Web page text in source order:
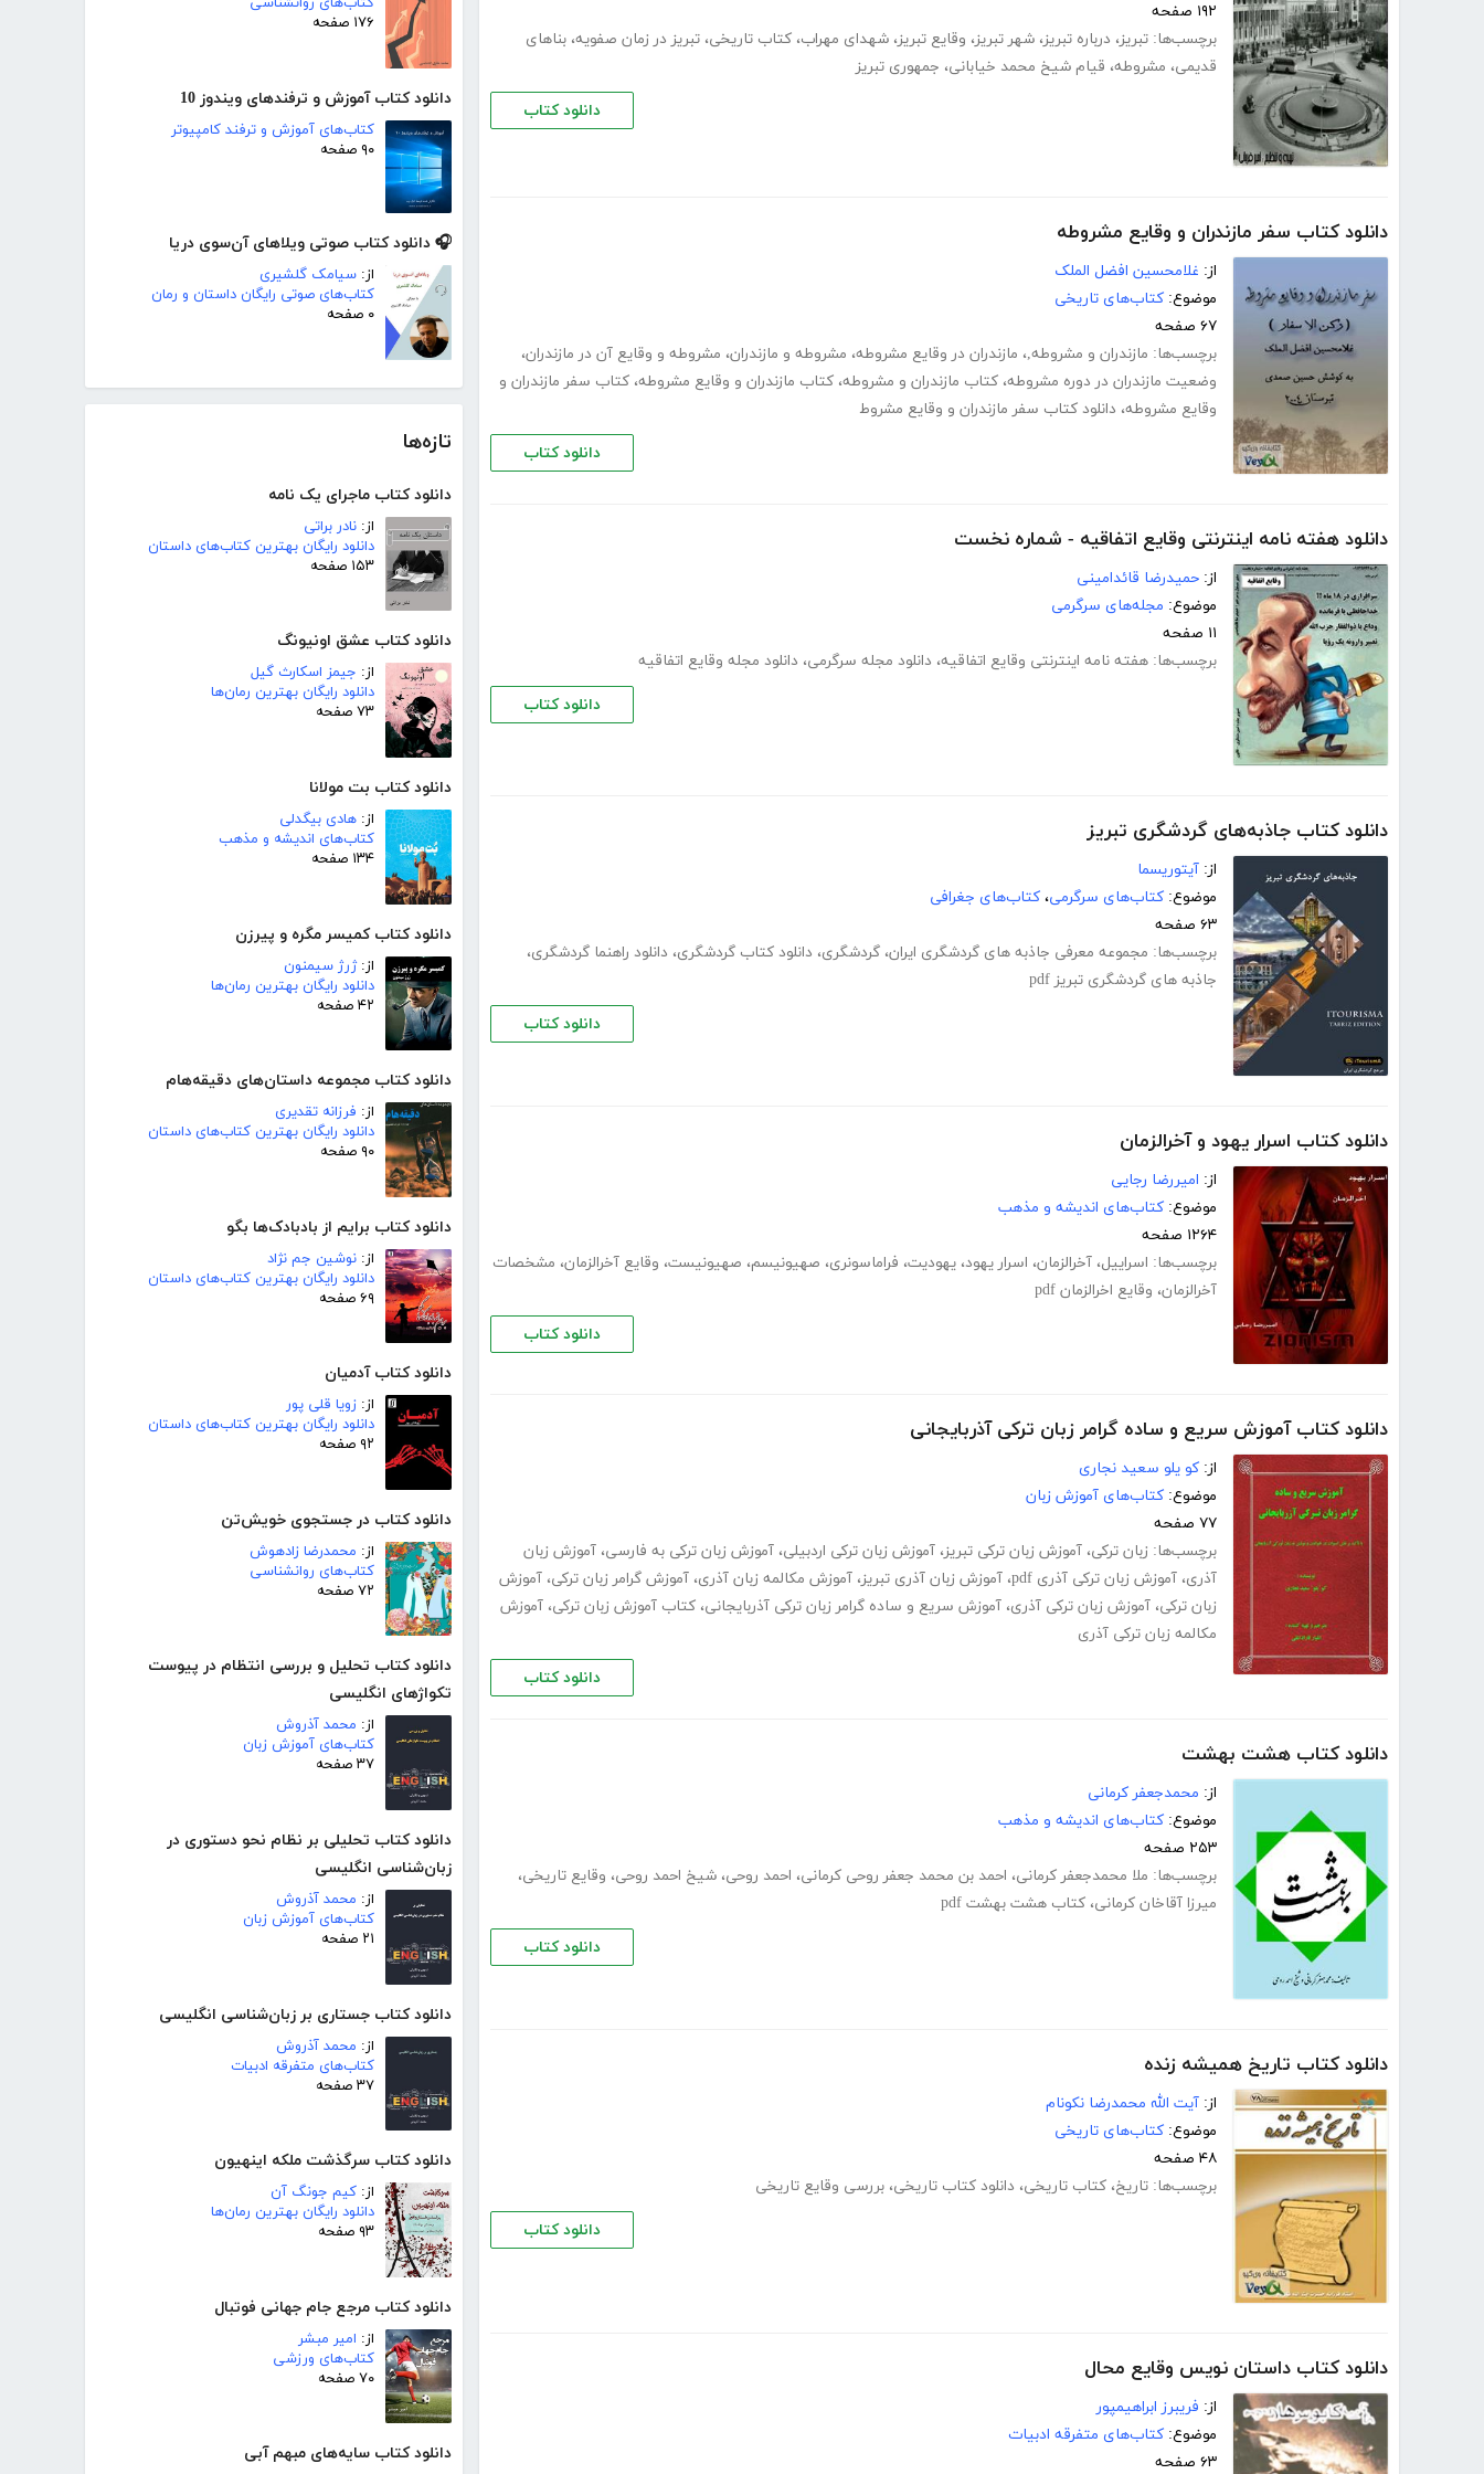
۱۷۶ صفحه
دانلود کتاب آموزش و ترفندهای ویندوز 10
کتاب‌های آموزش و ترفند کامپیوتر
۹۰ صفحه
🎧 دانلود کتاب صوتی ویلاهای آن‌سوی دریا
از: سیامک گلشیری
کتاب‌های صوتی رایگان داستان و رمان
۰ صفحه
تازه‌ها
دانلود کتاب ماجرای یک نامه
از: نادر براتی
دانلود رایگان بهترین کتاب‌های داستان
۱۵۳ صفحه
دانلود کتاب عشق اونیونگ
از: جیمز اسکارث گیل
دانلود رایگان بهترین رمان‌ها
۷۳ صفحه
دانلود کتاب بت مولانا
از: هادی بیگدلی
کتاب‌های اندیشه و مذهب
۱۳۴ صفحه
دانلود کتاب کمیسر مگره و پیرزن
از:ژرژ سیمنون
دانلود رایگان بهترین رمان‌ها
۴۲ صفحه
دانلود کتاب مجموعه داستان‌های دقیقه‌هام
از: فرزانه تقدیری
دانلود رایگان بهترین کتاب‌های داستان
۹۰ صفحه
دانلود کتاب برایم از بادبادک‌ها بگو
از: نوشین جم نژاد
دانلود رایگان بهترین کتاب‌های داستان
۶۹ صفحه
دانلود کتاب آدمیان
از: زویا قلی پور
دانلود رایگان بهترین کتاب‌های داستان
۹۲ صفحه
دانلود کتاب در جستجوی خویش‌تن
از: محمدرضا زادهوش
کتاب‌های روانشناسی
۷۲ صفحه
دانلود کتاب تحلیل و بررسی انتظام در پیوست
تکواژهای انگلیسی
از: محمد آذروش
کتاب‌های آموزش زبان
۳۷ صفحه
دانلود کتاب تحلیلی بر نظام نحو دستوری در
زبان‌شناسی انگلیسی
از: محمد آذروش
کتاب‌های آموزش زبان
۲۱ صفحه
دانلود کتاب جستاری بر زبان‌شناسی انگلیسی
از: محمد آذروش
کتاب‌های متفرقه ادبیات
۳۷ صفحه
دانلود کتاب سرگذشت ملکه اینهیون
از: کیم جونگ آن
دانلود رایگان بهترین رمان‌ها
۹۳ صفحه
دانلود کتاب مرجع جام جهانی فوتبال
از: امیر مبشر
کتاب‌های ورزشی
۷۰ صفحه
دانلود کتاب سایه‌های مبهم آبی
۱۹۲ صفحه
برچسب‌ها: تبریز، درباره تبریز، شهر تبریز، وقایع تبریز، شهدای مهراب، کتاب تاریخی، تبریز در زمان صفویه، بناهای
قدیمی، مشروطه، قیام شیخ محمد خیابانی، جمهوری تبریز
دانلود کتاب
دانلود کتاب سفر مازندران و وقایع مشروطه
از: غلامحسین افضل الملک
موضوع: کتاب‌های تاریخی
۶۷ صفحه
برچسب‌ها: مازندران و مشروطه,، مازندران در وقایع مشروطه، مشروطه و مازندران، مشروطه و وقایع آن در مازندران،
وضعیت مازندران در دوره مشروطه، کتاب مازندران و مشروطه، کتاب مازندران و وقایع مشروطه، کتاب سفر مازندران و
وقایع مشروطه، دانلود کتاب سفر مازندران و وقایع مشروط
دانلود کتاب
دانلود هفته نامه اینترنتی وقایع اتفاقیه - شماره نخست
از: حمیدرضا قائدامینی
موضوع: مجله‌های سرگرمی
۱۱ صفحه
برچسب‌ها: هفته نامه اینترنتی وقایع اتفاقیه، دانلود مجله سرگرمی، دانلود مجله وقایع اتفاقیه
دانلود کتاب
دانلود کتاب جاذبه‌های گردشگری تبریز
از: آیتوریسما
موضوع: کتاب‌های سرگرمی، کتاب‌های جغرافی
۶۳ صفحه
برچسب‌ها: مجموعه معرفی جاذبه های گردشگری ایران، گردشگری، دانلود کتاب گردشگری، دانلود راهنما گردشگری،
جاذبه های گردشگری تبریز pdf
دانلود کتاب
دانلود کتاب اسرار یهود و آخرالزمان
از: امیررضا رجایی
موضوع: کتاب‌های اندیشه و مذهب
۱۲۶۴ صفحه
برچسب‌ها: اسراییل، آخرالزمان، اسرار یهود، یهودیت، فراماسونری، صهیونیسم، صهیونیست، وقایع آخرالزمان، مشخصات
آخرالزمان، وقایع اخرالزمان pdf
دانلود کتاب
دانلود کتاب آموزش سریع و ساده گرامر زبان ترکی آذربایجانی
از: کو یلو سعید نجاری
موضوع: کتاب‌های آموزش زبان
۷۷ صفحه
برچسب‌ها: زبان ترکی، آموزش زبان ترکی تبریز، آموزش زبان ترکی اردبیلی، آموزش زبان ترکی به فارسی، آموزش زبان
آذری، آموزش زبان ترکی آذری pdf ، آموزش زبان آذری تبریز، آموزش مکالمه زبان آذری، آموزش گرامر زبان ترکی، آموزش
زبان ترکی، آموزش زبان ترکی آذری، آموزش سریع و ساده گرامر زبان ترکی آذربایجانی، کتاب آموزش زبان ترکی، آموزش
مکالمه زبان ترکی آذری
دانلود کتاب
دانلود کتاب هشت بهشت
از: محمدجعفر کرمانی
موضوع: کتاب‌های اندیشه و مذهب
۲۵۳ صفحه
برچسب‌ها: ملا محمدجعفر کرمانی، احمد بن محمد جعفر روحی کرمانی، احمد روحی، شیخ احمد روحی، وقایع تاریخی،
میرزا آقاخان کرمانی، کتاب هشت بهشت pdf
دانلود کتاب
دانلود کتاب تاریخ همیشه زنده
از: آیت الله محمدرضا نکونام
موضوع: کتاب‌های تاریخی
۴۸ صفحه
برچسب‌ها: تاریخ، کتاب تاریخی، دانلود کتاب تاریخی، بررسی وقایع تاریخی
دانلود کتاب
دانلود کتاب داستان نویس وقایع محال
از: فریبرز ابراهیمپور
موضوع: کتاب‌های متفرقه ادبیات
۶۳ صفحه